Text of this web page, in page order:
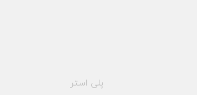
پلی استر